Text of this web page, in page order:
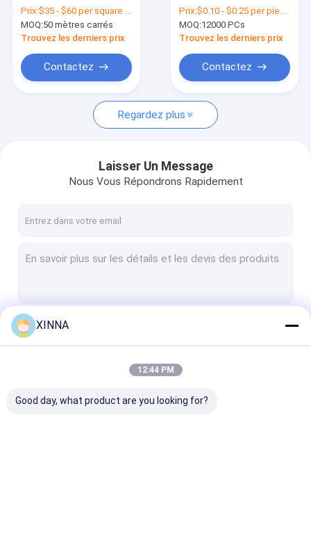
Nous contacter
Demandez un devis
Filtre IV intégré
Filtre à disque de membrane
Membrane de SIÈGE POTENTIEL D'EXPLOSION
Membrane en nylon
Protecteur de transducteur
avec une taille de
pore de 0,22 μm à 3,0
μm
Prix:$35 - $60 per square meter
MOQ:50 mètres carrés
Trouvez les derniers prix
Contactez
et la sortie standard
Luer glissement
Prix:$0.10 - $0.25 per piece
MOQ:12000 PCs
Trouvez les derniers prix
Contactez
Regardez plus
Laisser Un Message
Nous Vous Répondrons Rapidement
XINNA
12:44 PM
Good day, what product are you looking for?